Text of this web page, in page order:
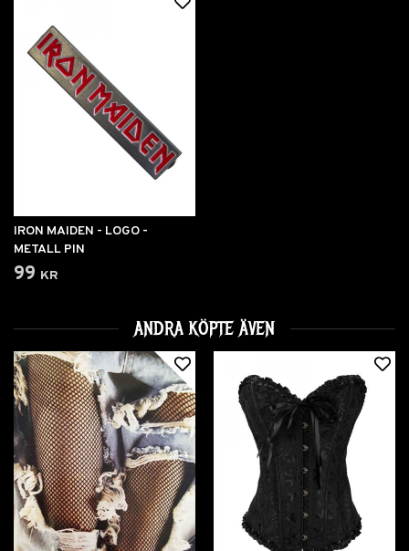
IRON MAIDEN - LOGO -
METALL PIN
99 kr
ANDRA KÖPTE ÄVEN